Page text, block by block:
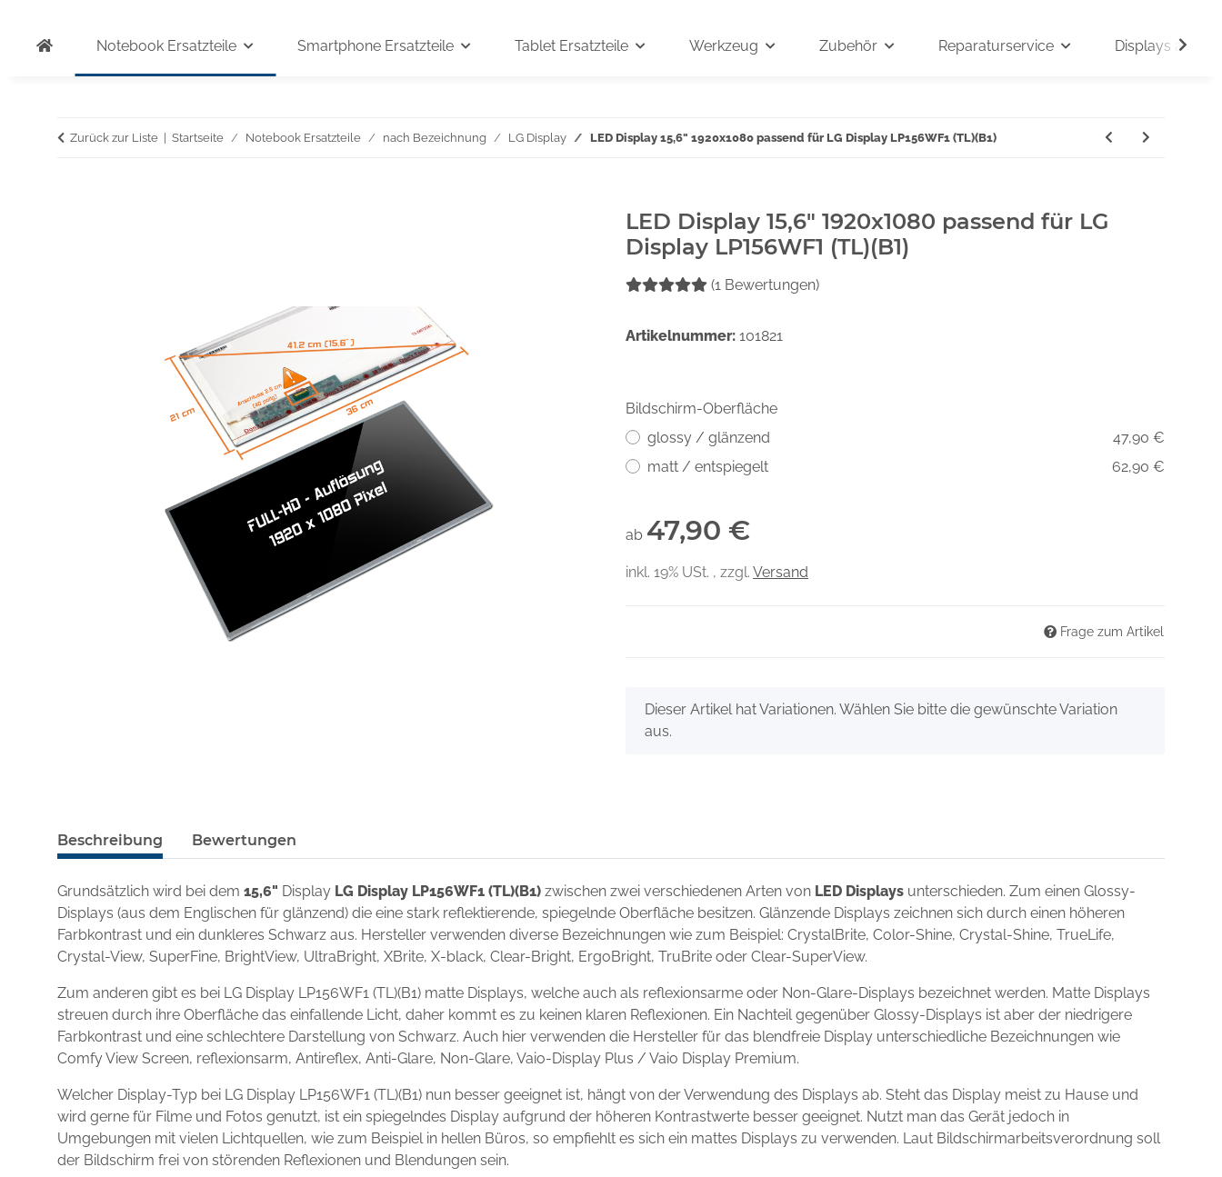
Notebook Ersatzteile Smartphone Ersatzteile Tablet Ersatzteile Werkzeug Zubehör Reparaturservice Displays auf
Zurück zur Liste Startseite Notebook Ersatzteile nach Bezeichnung LG Display LED Display 15,6" 1920x1080 passend für LG Display LP156WF1 (TL)(B1)
LED Display 15,6" 1920x1080 passend für LG
Display LP156WF1 (TL)(B1)
(1 Bewertungen)
Artikelnummer: 101821
Bildschirm-Oberfläche
glossy / glänzend
47,90 €
matt / entspiegelt
62,90 €
ab 47,90 €
inkl. 19% USt. , zzgl. Versand
Frage zum Artikel
xDieser Artikel hat Variationen. Wählen Sie bitte die gewünschte Variation
aus.
Beschreibung Bewertungen
Grundsätzlich wird bei dem 15,6" Display LG Display LP156WF1 (TL)(B1) zwischen zwei verschiedenen Arten von LED Displays unterschieden. Zum einen Glossy-
Displays (aus dem Englischen für glänzend) die eine stark reflektierende, spiegelnde Oberfläche besitzen. Glänzende Displays zeichnen sich durch einen höheren
Farbkontrast und ein dunkleres Schwarz aus. Hersteller verwenden diverse Bezeichnungen wie zum Beispiel: CrystalBrite, Color-Shine, Crystal-Shine, TrueLife,
Crystal-View, SuperFine, BrightView, UltraBright, XBrite, X-black, Clear-Bright, ErgoBright, TruBrite oder Clear-SuperView.
Zum anderen gibt es bei LG Display LP156WF1 (TL)(B1) matte Displays, welche auch als reflexionsarme oder Non-Glare-Displays bezeichnet werden. Matte Displays
streuen durch ihre Oberfläche das einfallende Licht, daher kommt es zu keinen klaren Reflexionen. Ein Nachteil gegenüber Glossy-Displays ist aber der niedrigere
Farbkontrast und eine schlechtere Darstellung von Schwarz. Auch hier verwenden die Hersteller für das blendfreie Display unterschiedliche Bezeichnungen wie
Comfy View Screen, reflexionsarm, Antireflex, Anti-Glare, Non-Glare, Vaio-Display Plus / Vaio Display Premium.
Welcher Display-Typ bei LG Display LP156WF1 (TL)(B1) nun besser geeignet ist, hängt von der Verwendung des Displays ab. Steht das Display meist zu Hause und
wird gerne für Filme und Fotos genutzt, ist ein spiegelndes Display aufgrund der höheren Kontrastwerte besser geeignet. Nutzt man das Gerät jedoch in
Umgebungen mit vielen Lichtquellen, wie zum Beispiel in hellen Büros, so empfiehlt es sich ein mattes Displays zu verwenden. Laut Bildschirmarbeitsverordnung soll
der Bildschirm frei von störenden Reflexionen und Blendungen sein.